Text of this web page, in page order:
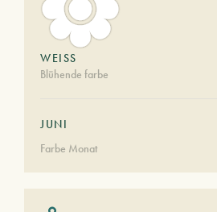
WEISS
Blühende farbe
JUNI
Farbe Monat